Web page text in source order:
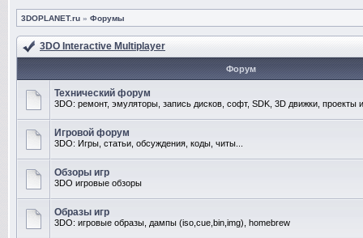
3DOPLANET.ru » Форумы
3DO Interactive Multiplayer
Форум
Технический форум
3DO: ремонт, эмуляторы, запись дисков, софт, SDK, 3D движки, проекты
Игровой форум
3DO: Игры, статьи, обсуждения, коды, читы...
Обзоры игр
3DO игровые обзоры
Образы игр
3DO: игровые образы, дампы (iso,cue,bin,img), homebrew